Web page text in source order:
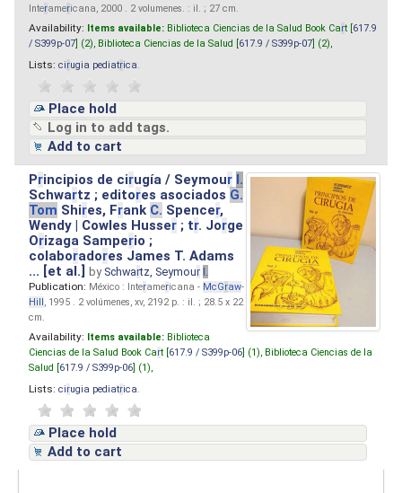
Interamericana, 2000 . 2 volumenes. : il. ; 27 cm.
Availability: Items available: Biblioteca Ciencias de la Salud Book Cart [ 617.9
/ S399p-07 ] (2), Biblioteca Ciencias de la Salud [ 617.9 / S399p-07 ] (2),
Lists: cirugia pediatrica
Place hold
Log in to add tags.
Add to cart
Principios de cirugía / Seymour I.
Schwartz ; editores asociados G.
Tom Shires, Frank C. Spencer,
Wendy | Cowles Husser ; tr. Jorge
Orizaga Samperio ;
colaboradores James T. Adams
... [et al.]by Schwartz, Seymour I.
Publication: México : Interamericana - McGraw-
Hill, 1995 . 2 volúmenes, xv, 2192 p. : il. ; 28.5 x 22
cm.
Availability: Items available: Biblioteca
Ciencias de la Salud Book Cart [ 617.9 / S399p-06 ] (1), Biblioteca Ciencias de la
Salud [ 617.9 / S399p-06 ] (1),
Lists: cirugia pediatrica
Place hold
Add to cart